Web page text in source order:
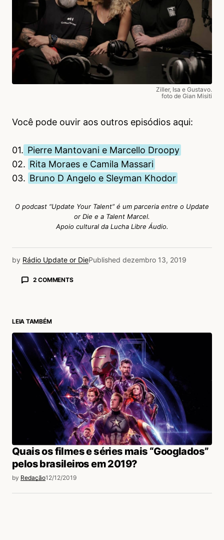
Ziller, Isa e Gustavo.
foto de Gian Misiti
Você pode ouvir aos outros episódios aqui:
01. Pierre Mantovani e Marcello Droopy
02. Rita Moraes e Camila Massari
03. Bruno D Angelo e Sleyman Khodor
O podcast “Update Your Talent” é um parceria entre o Update
or Die e a Talent Marcel.
Apoio cultural da Lucha Libre Áudio.
by Rádio Update or DiePublished dezembro 13, 2019
2 COMMENTS
Boa tarde a todos, por acaso acessei o
valeu muito a pena ouvir vcs durante 58
minutos aproximados…vcs não tem ideia de
quanto somou pra mim esse podcast, que
conteúdo, parabéns!!!
Gostaria de assistir o vídeo do Ziller no
momento que o cinegrafista anima ele
comentando sobre a mãe ???
Acesse para responder
Gustavo Giglio
18/12/2019 às 3:47 PM
LEIA TAMBÉM
Quais os filmes e séries mais “Googlados”
pelos brasileiros em 2019?
by Redação12/12/2019